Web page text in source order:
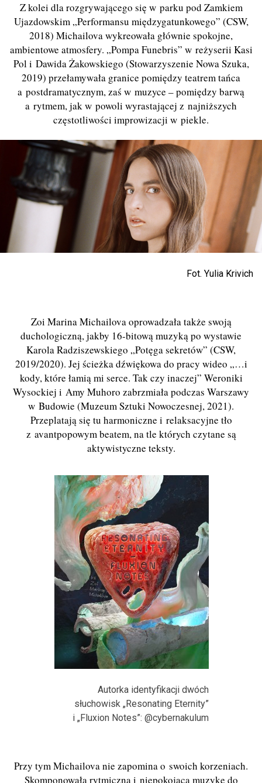
Z kolei dla rozgrywającego się w parku pod Zamkiem
Ujazdowskim „Performansu międzygatunkowego” (CSW,
2018) Michailova wykreowała głównie spokojne,
ambientowe atmosfery. „Pompa Funebris” w reżyserii Kasi
Pol i Dawida Żakowskiego (Stowarzyszenie Nowa Szuka,
2019) przełamywała granice pomiędzy teatrem tańca
a postdramatycznym, zaś w muzyce – pomiędzy barwą
a rytmem, jak w powoli wyrastającej z najniższych
częstotliwości improwizacji w piekle.
Fot. Yulia Krivich
Zoi Marina Michailova oprowadzała także swoją
duchologiczną, jakby 16-bitową muzyką po wystawie
Karola Radziszewskiego „Potęga sekretów” (CSW,
2019/2020). Jej ścieżka dźwiękowa do pracy wideo „…i
kody, które łamią mi serce. Tak czy inaczej” Weroniki
Wysockiej i Amy Muhoro zabrzmiała podczas Warszawy
w Budowie (Muzeum Sztuki Nowoczesnej, 2021).
Przeplatają się tu harmoniczne i relaksacyjne tło
z avantpopowym beatem, na tle których czytane są
aktywistyczne teksty.
Autorka identyfikacji dwóch
słuchowisk „Resonating Eternity”
i „Fluxion Notes”: @cybernakulum
Przy tym Michailova nie zapomina o swoich korzeniach.
Skomponowała rytmiczną i niepokojącą muzykę do